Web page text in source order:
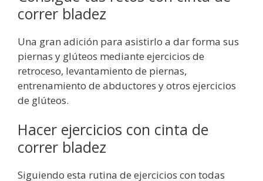
correr bladez
Una gran adición para asistirlo a dar forma sus
piernas y glúteos mediante ejercicios de
retroceso, levantamiento de piernas,
entrenamiento de abductores y otros ejercicios
de glúteos.
Hacer ejercicios con cinta de
correr bladez
Siguiendo esta rutina de ejercicios con todas